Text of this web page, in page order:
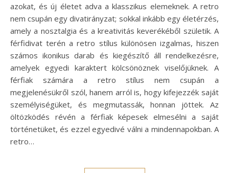
azokat, és új életet adva a klasszikus elemeknek. A retro
nem csupán egy divatirányzat; sokkal inkább egy életérzés,
amely a nosztalgia és a kreativitás keverékéből születik. A
férfidivat terén a retro stílus különösen izgalmas, hiszen
számos ikonikus darab és kiegészítő áll rendelkezésre,
amelyek egyedi karaktert kölcsönöznek viselőjüknek. A
férfiak számára a retro stílus nem csupán a
megjelenésükről szól, hanem arról is, hogy kifejezzék saját
személyiségüket, és megmutassák, honnan jöttek. Az
öltözködés révén a férfiak képesek elmesélni a saját
történetüket, és ezzel egyedivé válni a mindennapokban. A
retro…